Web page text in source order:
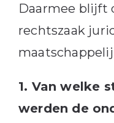
Daarmee blijft
rechtszaak
1. Van welke
werden de